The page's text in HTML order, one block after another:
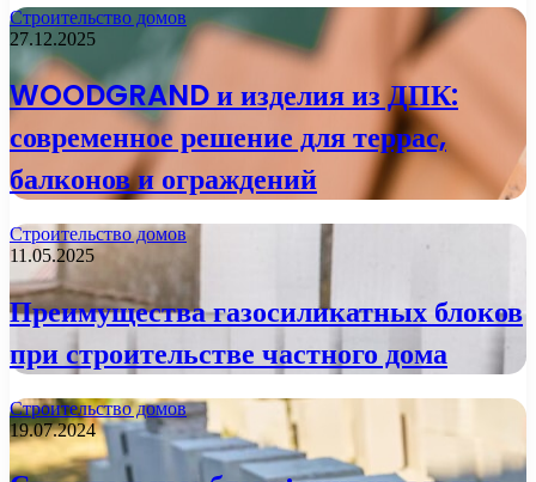
Строительство домов
27.12.2025
WOODGRAND и изделия из ДПК:
современное решение для террас,
балконов и ограждений
Строительство домов
11.05.2025
Преимущества газосиликатных блоков
при строительстве частного дома
Строительство домов
19.07.2024